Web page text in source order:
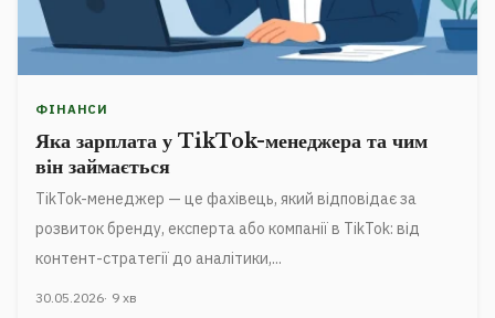
ФІНАНСИ
Яка зарплата у TikTok-менеджера та чим
він займається
TikTok-менеджер — це фахівець, який відповідає за
розвиток бренду, експерта або компанії в TikTok: від
контент-стратегії до аналітики,...
30.05.2026 9 хв